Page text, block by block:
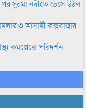
পর সুরমা নদীতে ভেসে উঠল
৩ আসামী কক্সবাজার
কমপ্লেক্সে পরিদর্শন